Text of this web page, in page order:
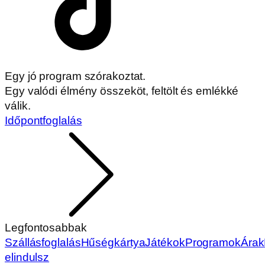
Egy jó program szórakoztat.
Egy valódi élmény összeköt, feltölt és emlékké
válik.
Időpontfoglalás
Legfontosabbak
SzállásfoglalásHűségkártyaJátékokProgramokÁrak
elindulsz